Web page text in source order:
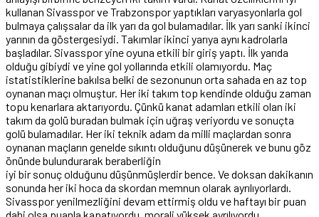
kullanan Sivasspor ve Trabzonspor yaptıkları varyasyonlarla gol
bulmaya çalışsalar da ilk yarı da gol bulamadılar. İlk yarı sanki ikinci
yarının da göstergesiydi. Takımlar ikinci yarıya aynı kadrolarla
başladılar. Sivasspor yine oyuna etkili bir giriş yaptı. İlk yarıda
olduğu gibiydi ve yine gol yollarında etkili olamıyordu. Maç
istatistiklerine bakılsa belki de sezonunun orta sahada en az top
oynanan maçı olmuştur. Her iki takım top kendinde olduğu zaman
topu kenarlara aktarıyordu. Çünkü kanat adamları etkili olan iki
takım da golü buradan bulmak için uğraş veriyordu ve sonuçta
golü bulamadılar. Her iki teknik adam da milli maçlardan sonra
oynanan maçların genelde sıkıntı olduğunu düşünerek ve bunu göz
önünde bulundurarak beraberliğin
iyi bir sonuç olduğunu düşünmüşlerdir bence. Ve doksan dakikanın
sonunda her iki hoca da skordan memnun olarak ayrılıyorlardı.
Sivasspor yenilmezliğini devam ettirmiş oldu ve haftayı bir puan
dahi olsa puanla kapatıyordu, morali yüksek ayrılıyordu.